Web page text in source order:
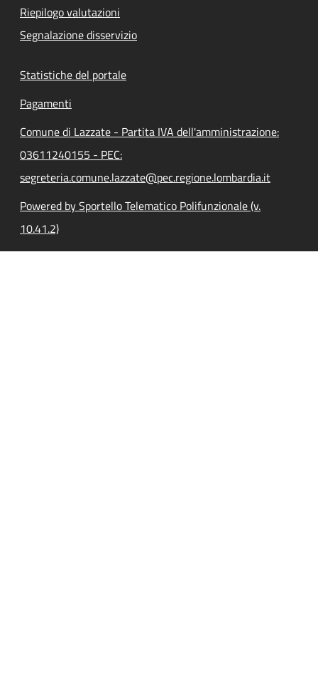
Riepilogo valutazioni
Segnalazione disservizio
Statistiche del portale
Pagamenti
Comune di Lazzate - Partita IVA dell'amministrazione:
03611240155 - PEC:
segreteria.comune.lazzate@pec.regione.lombardia.it
Powered by Sportello Telematico Polifunzionale (v.
10.41.2)